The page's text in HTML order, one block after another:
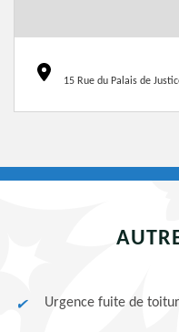
15 Rue du Palais de
Urgence fuite de